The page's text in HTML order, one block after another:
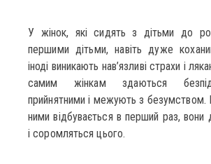
У жінок, які сидять з дітьми до
першими дітьми, навіть дуже
іноді виникають нав’язливі страхи і
самим жінкам здаються
прийнятними і межують з безумством.
ними відбувається в перший раз,
і соромляться цього.